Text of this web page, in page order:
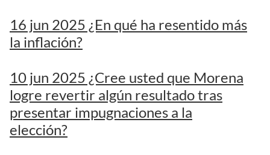
16 jun 2025 ¿En qué ha resentido más
la inflación?
10 jun 2025 ¿Cree usted que Morena
logre revertir algún resultado tras
presentar impugnaciones a la
elección?